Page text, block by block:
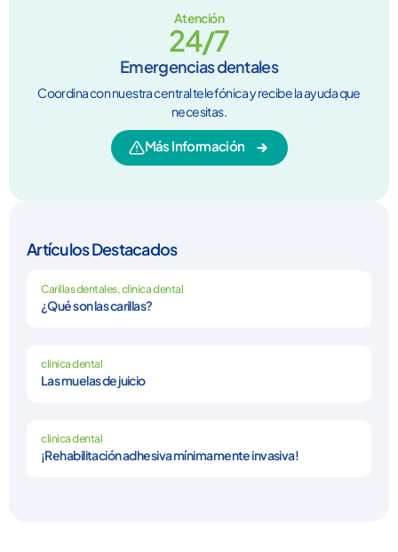
Atención
24/7
Emergencias dentales
Coordina con nuestra central telefónica y recibe la ayuda que
necesitas.
Más Información
Artículos Destacados
Carillas dentales,clinica dental
¿Qué son las carillas?
clinica dental
Las muelas de juicio
clinica dental
¡Rehabilitación adhesiva mínimamente invasiva!